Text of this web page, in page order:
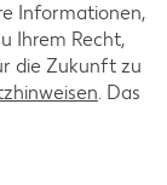
anzeigen
Informationen,
Ihrem Recht,
die Zukunft zu
. Das